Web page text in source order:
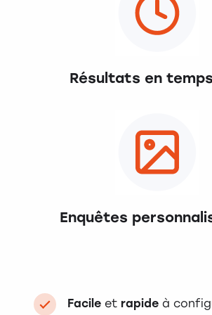
Résultats en
Enquêtes
Facile et rapide à